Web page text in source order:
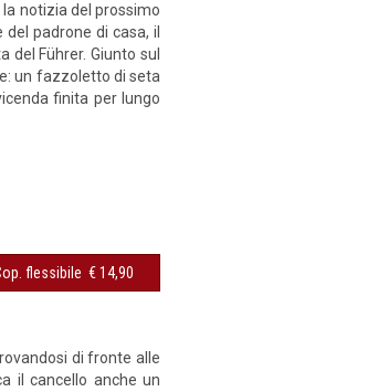
notizia del prossimo
padrone di casa, il
Führer. Giunto sul
un fazzoletto di seta
finita per lungo
Cop. flessibile € 14,90
di fronte alle
il cancello anche un